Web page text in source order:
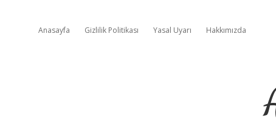
Anasayfa Gizlilik Politikası Yasal Uyarı Hakkımızda